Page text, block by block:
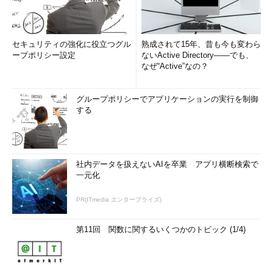
セキュリティの強化に役立つグル
ープポリシー設定
熟成されて15年、昔も今も変わら
ないActive Directory――でも、
なぜ“Active”なの？
グループポリシーでアプリケーションの実行を制御
する
社内データを扱えないAIを卒業 アプリ横断検索で
一元化
PR(ITmedia エンタープライズ)
第11回 関数に関するいくつかのトピック (1/4)